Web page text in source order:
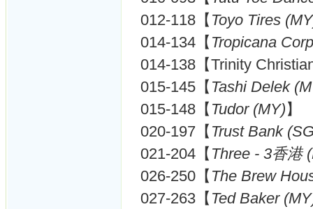
012-118【 Toyo Tires
014-134【 Tropicana
014-138【Trinity
015-145【 Tashi Delek
015-148【 Tudor (MY)】
020-197【 Trust Bank
021-204【 Three - 3香港
026-250【 The Brew
027-263【 Ted Baker